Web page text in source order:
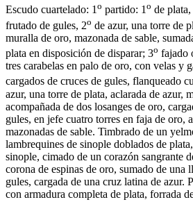
Escudo cuartelado: 1o partido: 1o de
frutado de gules, 2o de azur, una torre de
muralla de oro, mazonada de sable,
plata en disposición de disparar; 3o fajado
tres carabelas en palo de oro, con velas y
cargados de cruces de gules, flanqueado
azur, una torre de plata, aclarada de azur,
acompañada de dos losanges de oro,
gules, en jefe cuatro torres en faja de oro,
mazonadas de sable. Timbrado de un
lambrequines de sinople doblados de
sinople, cimado de un corazón sangrante
corona de espinas de oro, sumado de una
gules, cargada de una cruz latina de azur.
con armadura completa de plata, forrada